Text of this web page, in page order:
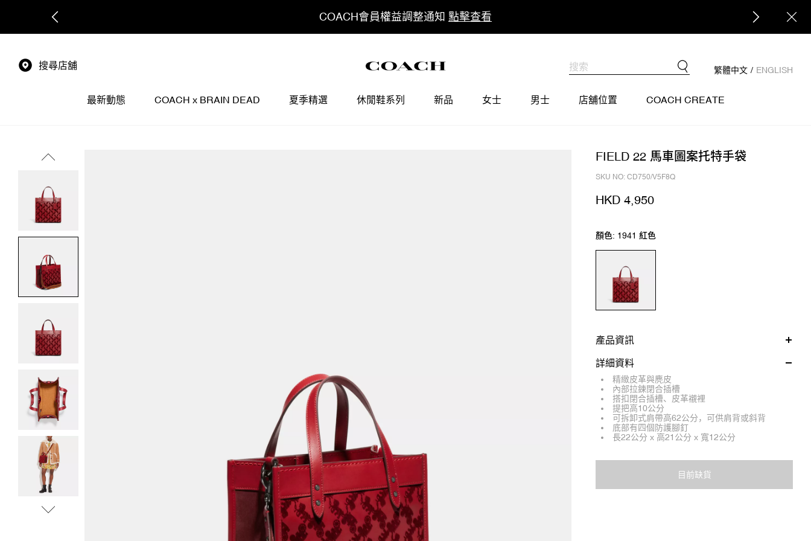
COACH會員權益調整通知 點擊查看
搜尋店舖 繁體中文 / ENGLISH
最新動態 COACH x BRAIN DEAD 夏季精選 休閒鞋系列 新品 女士 男士 店舖位置 COACH CREATE
FIELD 22 馬車圖案托特手袋
SKU NO: CD750/V5F8Q
HKD 4,950
顏色: 1941 紅色
產品資訊
詳細資料
精緻皮革與麂皮
內部拉鍊閉合插槽
搭扣閉合插槽、皮革襯裡
提把高10公分
可拆卸式肩帶高62公分，可供肩背或斜背
底部有四個防護腳釘
長22公分 x 高21公分 x 寬12公分
目前缺貨